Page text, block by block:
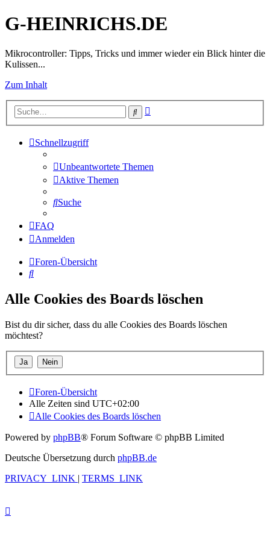
G-HEINRICHS.DE
Mikrocontroller: Tipps, Tricks und immer wieder ein Blick hinter die
Kulissen...
Zum Inhalt
Suche
Schnellzugriff
Unbeantwortete Themen
Aktive Themen
Suche
FAQ
Anmelden
Foren-Übersicht
Suche
Alle Cookies des Boards löschen
Bist du dir sicher, dass du alle Cookies des Boards löschen
möchtest?
Foren-Übersicht
Alle Zeiten sind UTC+02:00
Alle Cookies des Boards löschen
Powered by phpBB® Forum Software © phpBB Limited
Deutsche Übersetzung durch phpBB.de
PRIVACY_LINK | TERMS_LINK